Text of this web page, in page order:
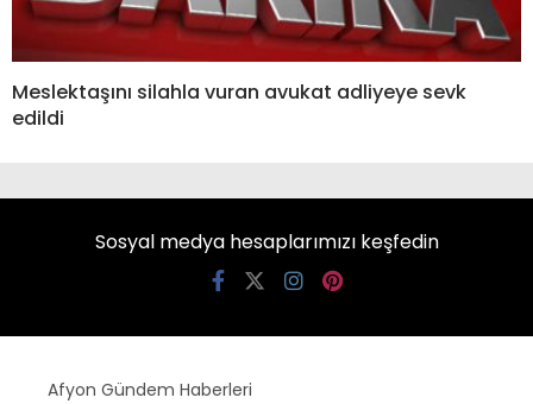
Meslektaşını silahla vuran avukat adliyeye sevk
edildi
Sosyal medya hesaplarımızı keşfedin
Afyon Gündem Haberleri